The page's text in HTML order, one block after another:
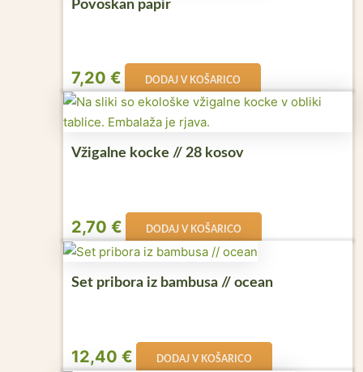
Povoskan papir
7,20€ DODAJ V KOŠARICO
Vžigalne kocke // 28 kosov
2,70€ DODAJ V KOŠARICO
Set pribora iz bambusa // ocean
12,40€ DODAJ V KOŠARICO